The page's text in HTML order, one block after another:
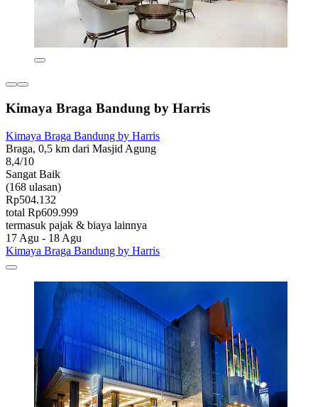
Kimaya Braga Bandung by Harris
Kimaya Braga Bandung by Harris
Braga, 0,5 km dari Masjid Agung
8,4/10
Sangat Baik
(168 ulasan)
Rp504.132
total Rp609.999
termasuk pajak & biaya lainnya
17 Agu - 18 Agu
Kimaya Braga Bandung by Harris